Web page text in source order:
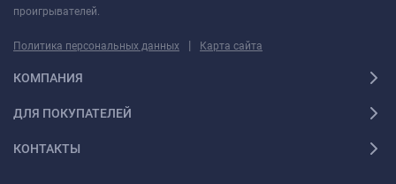
проигрывателей.
Политика персональных данных | Карта сайта
КОМПАНИЯ
ДЛЯ ПОКУПАТЕЛЕЙ
КОНТАКТЫ